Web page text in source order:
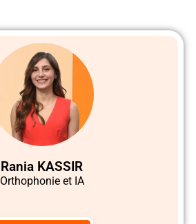
Rania KASSIR
Orthophonie et IA